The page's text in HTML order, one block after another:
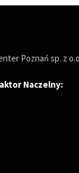
Poznań sp. z
Naczelny: